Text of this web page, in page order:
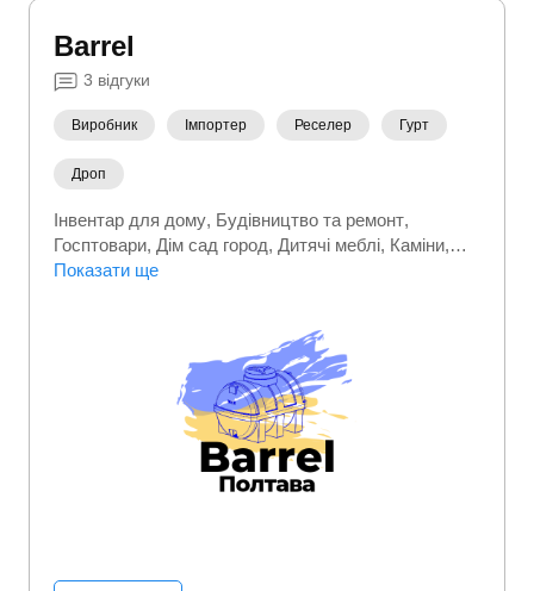
Barrel
3 відгуки
Виробник Імпортер Реселер Гурт
Дроп
Інвентар для дому Будівництво та ремонт
Госптовари Дім сад город Дитячі меблі Каміни
Кліматична техніка
Показати ще